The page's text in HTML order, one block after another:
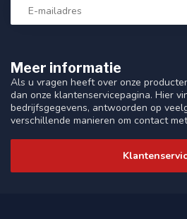
Meer informatie
Als u vragen heeft over onze
dan onze klantenservicepagina. Hier
bedrijfsgegevens, antwoorden op
verschillende manieren om contact